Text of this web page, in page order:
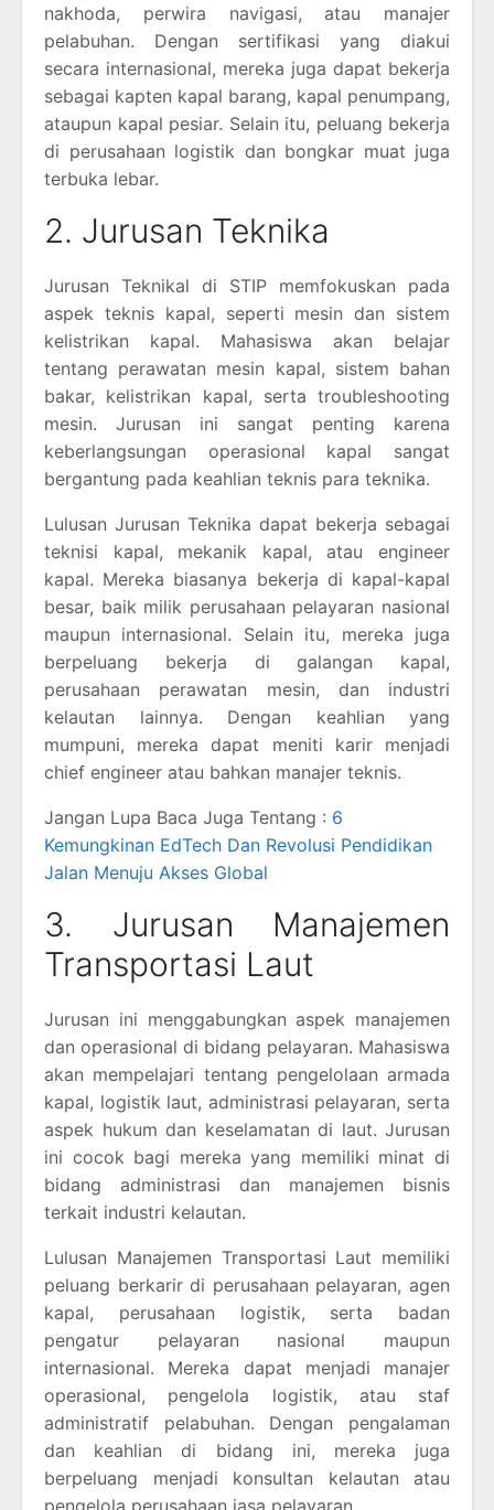
nakhoda, perwira navigasi, atau manajer
pelabuhan. Dengan sertifikasi yang diakui
secara internasional, mereka juga dapat bekerja
sebagai kapten kapal barang, kapal penumpang,
ataupun kapal pesiar. Selain itu, peluang bekerja
di perusahaan logistik dan bongkar muat juga
terbuka lebar.
2. Jurusan Teknika
Jurusan Teknikal di STIP memfokuskan pada
aspek teknis kapal, seperti mesin dan sistem
kelistrikan kapal. Mahasiswa akan belajar
tentang perawatan mesin kapal, sistem bahan
bakar, kelistrikan kapal, serta troubleshooting
mesin. Jurusan ini sangat penting karena
keberlangsungan operasional kapal sangat
bergantung pada keahlian teknis para teknika.
Lulusan Jurusan Teknika dapat bekerja sebagai
teknisi kapal, mekanik kapal, atau engineer
kapal. Mereka biasanya bekerja di kapal-kapal
besar, baik milik perusahaan pelayaran nasional
maupun internasional. Selain itu, mereka juga
berpeluang bekerja di galangan kapal,
perusahaan perawatan mesin, dan industri
kelautan lainnya. Dengan keahlian yang
mumpuni, mereka dapat meniti karir menjadi
chief engineer atau bahkan manajer teknis.
Jangan Lupa Baca Juga Tentang : 6
Kemungkinan EdTech Dan Revolusi Pendidikan
Jalan Menuju Akses Global
3. Jurusan Manajemen
Transportasi Laut
Jurusan ini menggabungkan aspek manajemen
dan operasional di bidang pelayaran. Mahasiswa
akan mempelajari tentang pengelolaan armada
kapal, logistik laut, administrasi pelayaran, serta
aspek hukum dan keselamatan di laut. Jurusan
ini cocok bagi mereka yang memiliki minat di
bidang administrasi dan manajemen bisnis
terkait industri kelautan.
Lulusan Manajemen Transportasi Laut memiliki
peluang berkarir di perusahaan pelayaran, agen
kapal, perusahaan logistik, serta badan
pengatur pelayaran nasional maupun
internasional. Mereka dapat menjadi manajer
operasional, pengelola logistik, atau staf
administratif pelabuhan. Dengan pengalaman
dan keahlian di bidang ini, mereka juga
berpeluang menjadi konsultan kelautan atau
pengelola perusahaan jasa pelayaran.